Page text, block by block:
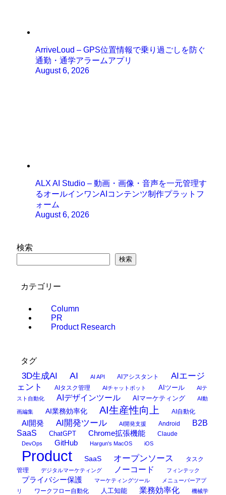
ArriveLoud – GPS位置情報で乗り過ごしを防ぐ
通勤・通学アラームアプリ
August 6, 2026
ALX AI Studio – 動画・画像・音声を一元管理す
るオールインワンAIコンテンツ制作プラットフ
ォーム
August 6, 2026
検索
検索
カテゴリー
Column
PR
Product Research
タグ
3D生成AI AI AI API AIアシスタント
AIエージ
ェント
AIタスク管理 AIチャットボット AIツール
AIテ
スト自動化
AIデザインツール AIマーケティング AI動
画編集 AI業務効率化 AI生産性向上 AI自動化
AI開発 AI開発ツール AI開発支援 Android
B2B
SaaS
ChatGPT Chrome拡張機能 Claude
DevOps GitHub Hargun's MacOS iOS
Product SaaS オープンソース
タスク
管理
デジタルマーケティング ノーコード フィンテック
プライバシー保護 マーケティングツール
メニューバーアプ
リ
ワークフロー自動化 人工知能 業務効率化 機械学